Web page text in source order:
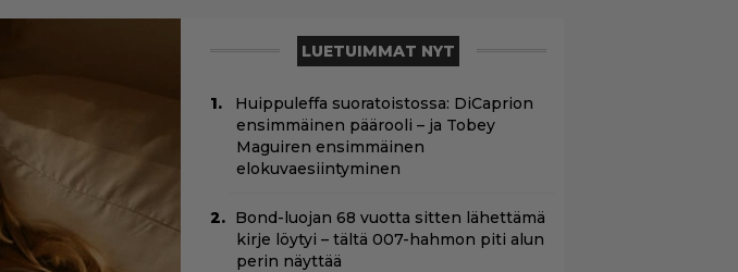
LUETUIMMAT NYT
Huippuleffa suoratoistossa: DiCaprion
ensimmäinen päärooli – ja Tobey
Maguiren ensimmäinen
elokuvaesiintyminen
Bond-luojan 68 vuotta sitten lähettämä
kirje löytyi – tältä 007-hahmon piti alun
perin näyttää